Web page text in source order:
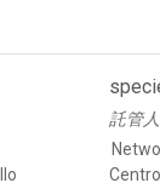
託管人